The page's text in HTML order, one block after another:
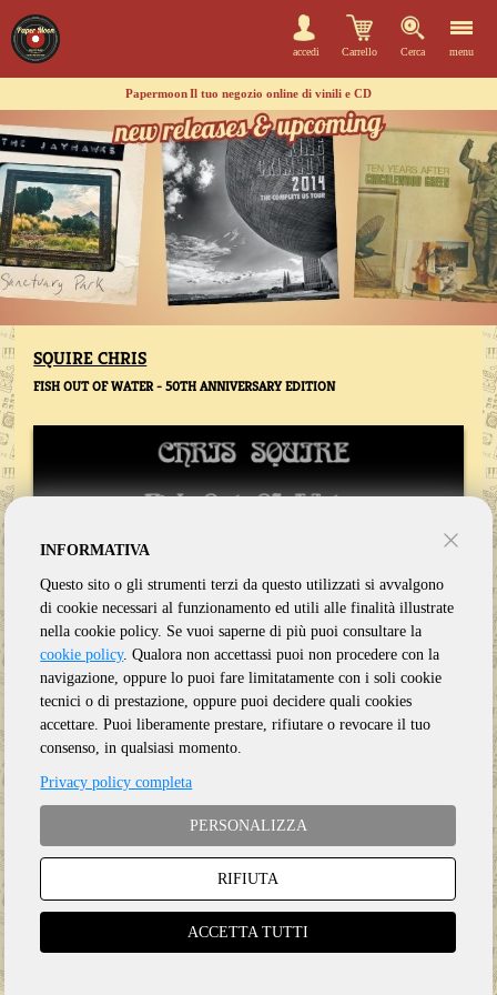
accedi Carrello Cerca menu
PapermoonIl tuo negozio online di vinili e CD
SQUIRE CHRIS
FISH OUT OF WATER - 50TH ANNIVERSARY EDITION
Anno:2026
INFORMATIVA
Questo sito o gli strumenti terzi da questo utilizzati si avvalgono
di cookie necessari al funzionamento ed utili alle finalità illustrate
nella cookie policy. Se vuoi saperne di più puoi consultare la
cookie policy. Qualora non accettassi puoi non procedere con la
navigazione, oppure lo puoi fare limitatamente con i soli cookie
tecnici o di prestazione, oppure puoi decidere quali cookies
accettare. Puoi liberamente prestare, rifiutare o revocare il tuo
consenso, in qualsiasi momento.
Privacy policy completa
PERSONALIZZA
RIFIUTA
ACCETTA TUTTI